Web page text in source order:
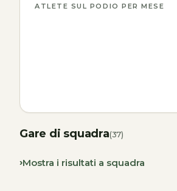
ATLETE SUL PODIO PER MESE
Gare di squadra(37)
Mostra i risultati a squadra